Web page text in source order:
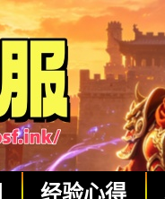
经验心得